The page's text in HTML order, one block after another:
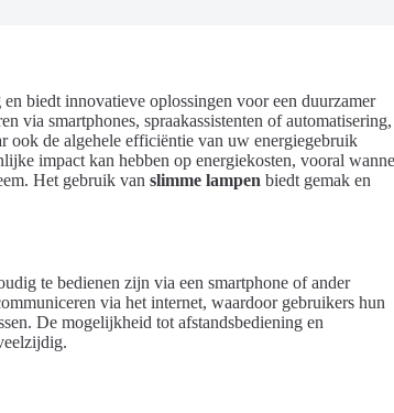
en biedt innovatieve oplossingen voor een duurzamer
via smartphones, spraakassistenten of automatisering,
ook de algehele efficiëntie van uw energiegebruik
impact kan hebben op energiekosten, vooral
Het gebruik van slimme lampen biedt gemak en
te bedienen zijn via een smartphone of ander
via het internet, waardoor gebruikers hun
De mogelijkheid tot afstandsbediening en